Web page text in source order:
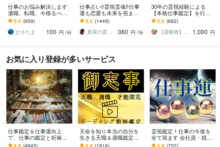
仕事のお悩み解決します
適職、転職、今移るべき
か、転職した後どうなる
のか見ます。
5.0 (959)
ひさたま
100 円 /分
仕事占い‼️霊視霊魂‼️仕事
運も恋愛も未来を視ます
仕事の転機・恋の結末・
相手の本音、霊視で全て
を即座に伝えます
5.0 (1449)
真実の霊視鑑定✨アダ369✨
360 円 /分
30年の霊視経験による
【本格仕事鑑定】を行い
ます 仕事運停滞の真の原
因と人生好転への道筋を
読み解きます
5.0 (682)
【霊能者】天晴
1,000 円
お気に入り登録が多いサービス
仕事鑑定＆仕事運向上
で、仕事の鑑定と祈祷を
します 霊視による仕事鑑
4.9 (4845)
天命を知り本当の自分を
生きる天職＆適職鑑定し
ます AIではない嘘偽りの
4.9 (1916)
霊視鑑定！仕事の今後を
全て視ます 会社員・就職
前・パート・経営者・復
4.9 (752)